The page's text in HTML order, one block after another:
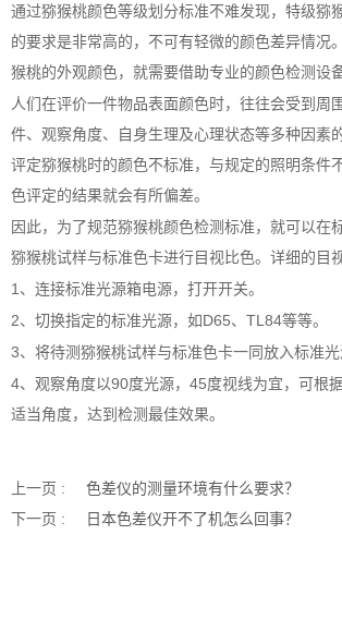
通过猕猴桃颜色等级划分标准不难发现，特级猕
的要求是非常高的，不可有轻微的颜色差异情况
猴桃的外观颜色，就需要借助专业的颜色检测设
人们在评价一件物品表面颜色时，往往会受到周
件、观察角度、自身生理及心理状态等多种因素
评定猕猴桃时的颜色不标准，与规定的照明条件
色评定的结果就会有所偏差。
因此，为了规范猕猴桃颜色检测标准，就可以在
猕猴桃试样与标准色卡进行目视比色。详细的目
1、连接标准光源箱电源，打开开关。
2、切换指定的标准光源，如D65、TL84等等。
3、将待测猕猴桃试样与标准色卡一同放入标准光
4、观察角度以90度光源，45度视线为宜，可根
适当角度，达到检测最佳效果。
上一页 :
色差仪的测量环境有什么要求？
下一页 :
日本色差仪开不了机怎么回事？